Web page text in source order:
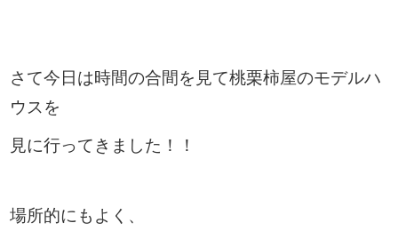
さて今日は時間の合間を見て桃栗柿屋のモデルハ
ウスを
見に行ってきました！！
場所的にもよく、